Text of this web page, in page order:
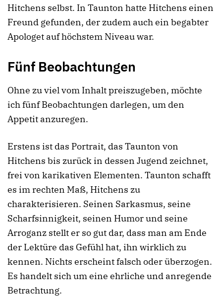
Hitchens selbst. In Taunton hatte Hitchens einen
Freund gefunden, der zudem auch ein begabter
Apologet auf höchstem Niveau war.
Fünf Beobachtungen
Ohne zu viel vom Inhalt preiszugeben, möchte
ich fünf Beobachtungen darlegen, um den
Appetit anzuregen.
Erstens ist das Portrait, das Taunton von
Hitchens bis zurück in dessen Jugend zeichnet,
frei von karikativen Elementen. Taunton schafft
es im rechten Maß, Hitchens zu
charakterisieren. Seinen Sarkasmus, seine
Scharfsinnigkeit, seinen Humor und seine
Arroganz stellt er so gut dar, dass man am Ende
der Lektüre das Gefühl hat, ihn wirklich zu
kennen. Nichts erscheint falsch oder überzogen.
Es handelt sich um eine ehrliche und anregende
Betrachtung.